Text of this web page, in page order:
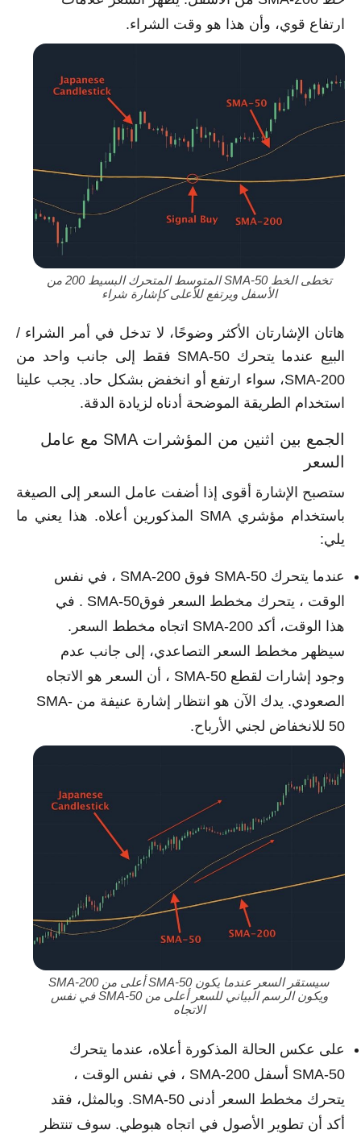
ارتفاع قوي، وأن هذا هو وقت الشراء.
تخطى الخط SMA-50 المتوسط المتحرك البسيط 200 من
الأسفل ويرتفع للأعلى كإشارة شراء
هاتان الإشارتان الأكثر وضوحًا، لا تدخل في أمر الشراء /
البيع عندما يتحرك SMA-50 فقط إلى جانب واحد من
SMA-200، سواء ارتفع أو انخفض بشكل حاد. يجب علينا
استخدام الطريقة الموضحة أدناه لزيادة الدقة.
الجمع بين اثنين من المؤشرات SMA مع عامل
السعر
ستصبح الإشارة أقوى إذا أضفت عامل السعر إلى الصيغة
باستخدام مؤشري SMA المذكورين أعلاه. هذا يعني ما
يلي:
عندما يتحرك SMA-50 فوق SMA-200 ، في نفس
الوقت ، يتحرك مخطط السعر فوقSMA-50 . في
هذا الوقت، أكد SMA-200 اتجاه مخطط السعر.
سيظهر مخطط السعر التصاعدي، إلى جانب عدم
وجود إشارات لقطع SMA-50 ، أن السعر هو الاتجاه
الصعودي. يدك الآن هو انتظار إشارة عنيفة من SMA-
50 للانخفاض لجني الأرباح.
سيستقر السعر عندما يكون SMA-50 أعلى من SMA-200
ويكون الرسم البياني للسعر أعلى من SMA-50 في نفس
الاتجاه
على عكس الحالة المذكورة أعلاه، عندما يتحرك
SMA-50 أسفل SMA-200 ، في نفس الوقت ،
يتحرك مخطط السعر أدنى SMA-50. وبالمثل، فقد
أكد أن تطوير الأصول في اتجاه هبوطي. سوف تنتظر